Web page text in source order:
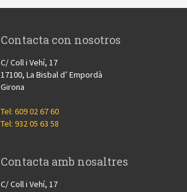
Contacta con nosotros
C/ Coll i Vehí, 17
17100, La Bisbal d’ Empordà
Girona
Tel: 609 02 67 60
Tel: 932 05 63 58
Contacta amb nosaltres
C/ Coll i Vehí, 17